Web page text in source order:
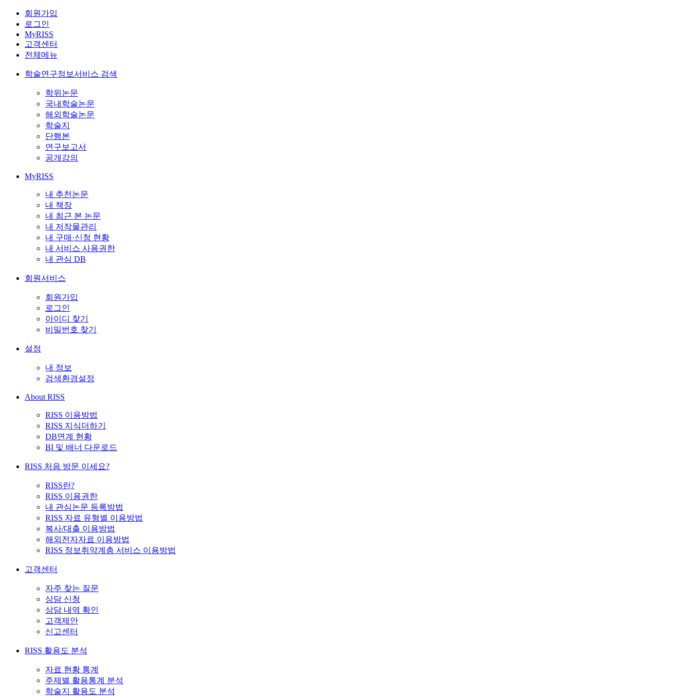
회원가입
로그인
MyRISS
고객센터
전체메뉴
학술연구정보서비스 검색
학위논문
국내학술논문
해외학술논문
학술지
단행본
연구보고서
공개강의
MyRISS
내 추천논문
내 책장
내 최근 본 논문
내 저작물관리
내 구매·신청 현황
내 서비스 사용권한
내 관심 DB
회원서비스
회원가입
로그인
아이디 찾기
비밀번호 찾기
설정
내 정보
검색환경설정
About RISS
RISS 이용방법
RISS 지식더하기
DB연계 현황
BI 및 배너 다운로드
RISS 처음 방문 이세요?
RISS란?
RISS 이용권한
내 관심논문 등록방법
RISS 자료 유형별 이용방법
복사/대출 이용방법
해외전자자료 이용방법
RISS 정보취약계층 서비스 이용방법
고객센터
자주 찾는 질문
상담 신청
상담 내역 확인
고객제안
신고센터
RISS 활용도 분석
자료 현황 통계
주제별 활용통계 분석
학술지 활용도 분석